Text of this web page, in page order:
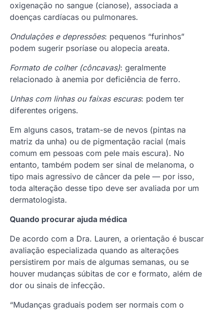
oxigenação no sangue (cianose), associada a
doenças cardíacas ou pulmonares.
Ondulações e depressões: pequenos “furinhos”
podem sugerir psoríase ou alopecia areata.
Formato de colher (côncavas): geralmente
relacionado à anemia por deficiência de ferro.
Unhas com linhas ou faixas escuras: podem ter
diferentes origens.
Em alguns casos, tratam-se de nevos (pintas na
matriz da unha) ou de pigmentação racial (mais
comum em pessoas com pele mais escura). No
entanto, também podem ser sinal de melanoma, o
tipo mais agressivo de câncer da pele — por isso,
toda alteração desse tipo deve ser avaliada por um
dermatologista.
Quando procurar ajuda médica
De acordo com a Dra. Lauren, a orientação é buscar
avaliação especializada quando as alterações
persistirem por mais de algumas semanas, ou se
houver mudanças súbitas de cor e formato, além de
dor ou sinais de infecção.
“Mudanças graduais podem ser normais com o